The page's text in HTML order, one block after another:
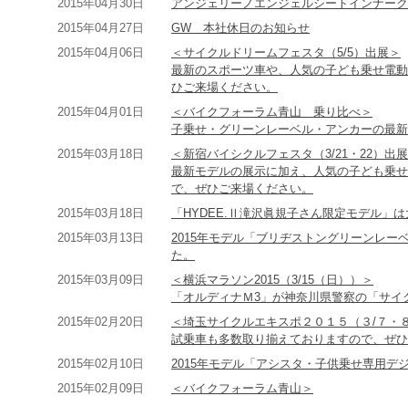
2015年04月30日
アンジェリーノエンジェルシートインナー
2015年04月27日
GW 本社休日のお知らせ
2015年04月06日
＜サイクルドリームフェスタ（5/5）出展＞
最新のスポーツ車や、人気の子ども乗せ電
ひご来場ください。
2015年04月01日
＜バイクフォーラム青山 乗り比べ＞
子乗せ・グリーンレーベル・アンカーの最
2015年03月18日
＜新宿バイシクルフェスタ（3/21・22）出
最新モデルの展示に加え、人気の子ども乗
で、ぜひご来場ください。
2015年03月18日
「HYDEE.Ⅱ滝沢眞規子さん限定モデル」
2015年03月13日
2015年モデル「ブリヂストングリーンレー
た。
2015年03月09日
＜横浜マラソン2015（3/15（日））＞
「オルディナＭ3」が神奈川県警察の「サ
2015年02月20日
＜埼玉サイクルエキスポ２０１５（３/７・
試乗車も多数取り揃えておりますので、ぜ
2015年02月10日
2015年モデル「アシスタ・子供乗せ専用デ
2015年02月09日
＜バイクフォーラム青山＞